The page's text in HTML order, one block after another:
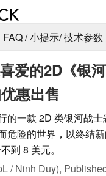
FAQ / 小提示/ 技术参数
爱的2D《银
惠出售
的一款 2D 类银河战
危险的世界，以终结
到 8 美元。
/ Ninh Duy),